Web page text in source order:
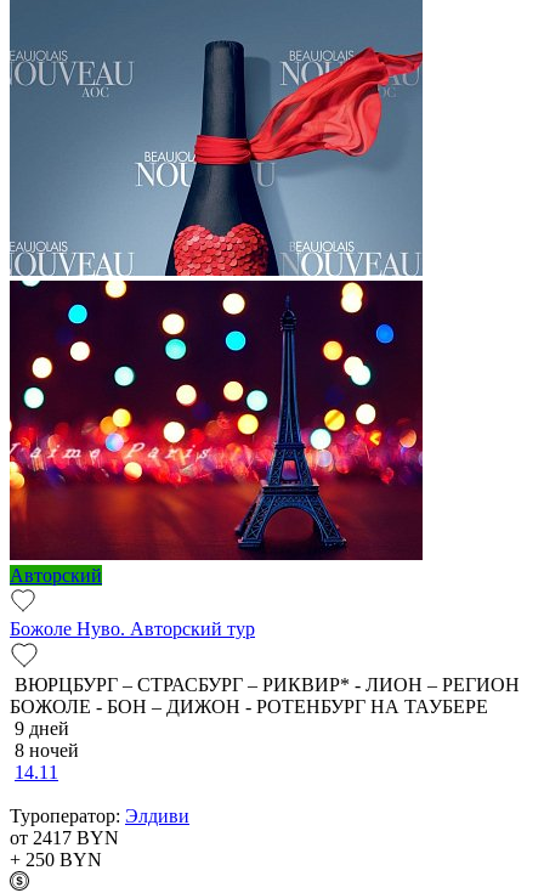
Авторский
Божоле Нуво. Авторский тур
ВЮРЦБУРГ – СТРАСБУРГ – РИКВИР* - ЛИОН – РЕГИОН
БОЖОЛЕ - БОН – ДИЖОН - РОТЕНБУРГ НА ТАУБЕРЕ
9 дней
8 ночей
14.11
Туроператор: Элдиви
от 2417 BYN
+ 250 BYN